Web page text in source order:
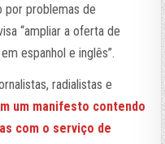
por problemas de
“ampliar a oferta de
espanhol e inglês”.
radialistas e
um manifesto contendo
com o serviço de